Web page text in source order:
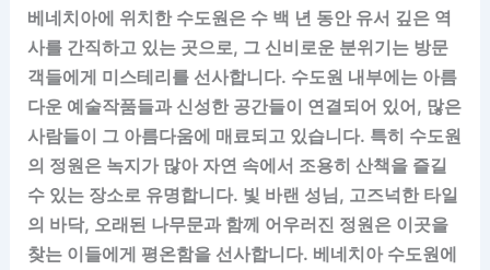
베네치아에 위치한 수도원은 수 백 년 동안 유서 깊은 역
사를 간직하고 있는 곳으로, 그 신비로운 분위기는 방문
객들에게 미스테리를 선사합니다. 수도원 내부에는 아름
다운 예술작품들과 신성한 공간들이 연결되어 있어, 많은
사람들이 그 아름다움에 매료되고 있습니다. 특히 수도원
의 정원은 녹지가 많아 자연 속에서 조용히 산책을 즐길
수 있는 장소로 유명합니다. 빛 바랜 성님, 고즈넉한 타일
의 바닥, 오래된 나무문과 함께 어우러진 정원은 이곳을
찾는 이들에게 평온함을 선사합니다. 베네치아 수도원에